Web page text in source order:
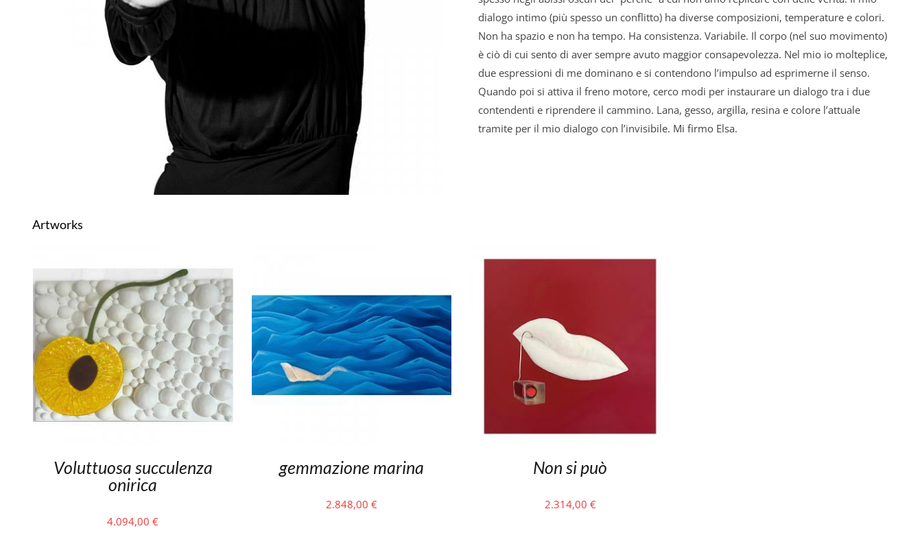
dialogo intimo (più spesso un conflitto) ha diverse composizioni, temperature e colori.
Non ha spazio e non ha tempo. Ha consistenza. Variabile. Il corpo (nel suo movimento)
è ciò di cui sento di aver sempre avuto maggior consapevolezza. Nel mio io molteplice,
due espressioni di me dominano e si contendono l’impulso ad esprimerne il senso.
Quando poi si attiva il freno motore, cerco modi per instaurare un dialogo tra i due
contendenti e riprendere il cammino. Lana, gesso, argilla, resina e colore l’attuale
tramite per il mio dialogo con l’invisibile. Mi firmo Elsa.
Artworks
Voluttuosa succulenza
onirica
4.094,00€
gemmazione marina
2.848,00€
Non si può
2.314,00 €